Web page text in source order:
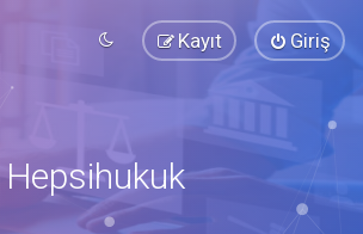
Giriş
Kayıt
Hepsihukuk